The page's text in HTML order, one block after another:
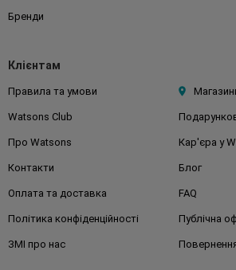
Бренди
Клієнтам
Правила та умови
Watsons Club
Про Watsons Кар'єра у
Контакти Блог
Оплата та доставка FAQ
Політика конфіденційності Публічна
ЗМІ про нас